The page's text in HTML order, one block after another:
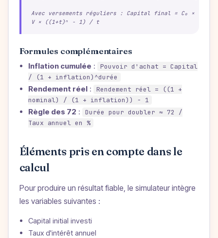
Avec versements réguliers : Capital final = C₀ ×
V × ((1+t)ⁿ − 1) / t
Formules complémentaires
Inflation cumulée :
Pouvoir d'achat = Capital
/ (1 + inflation)^durée
Rendement réel:
Rendement réel = ((1 +
nominal) / (1 + inflation)) − 1
Règle des 72 :
Durée pour doubler ≈ 72 /
Taux annuel en %
Éléments pris en compte dans le
calcul
Pour produire un résultat fiable, le simulateur intègre
les variables suivantes :
Capital initial investi
Taux d'intérêt annuel